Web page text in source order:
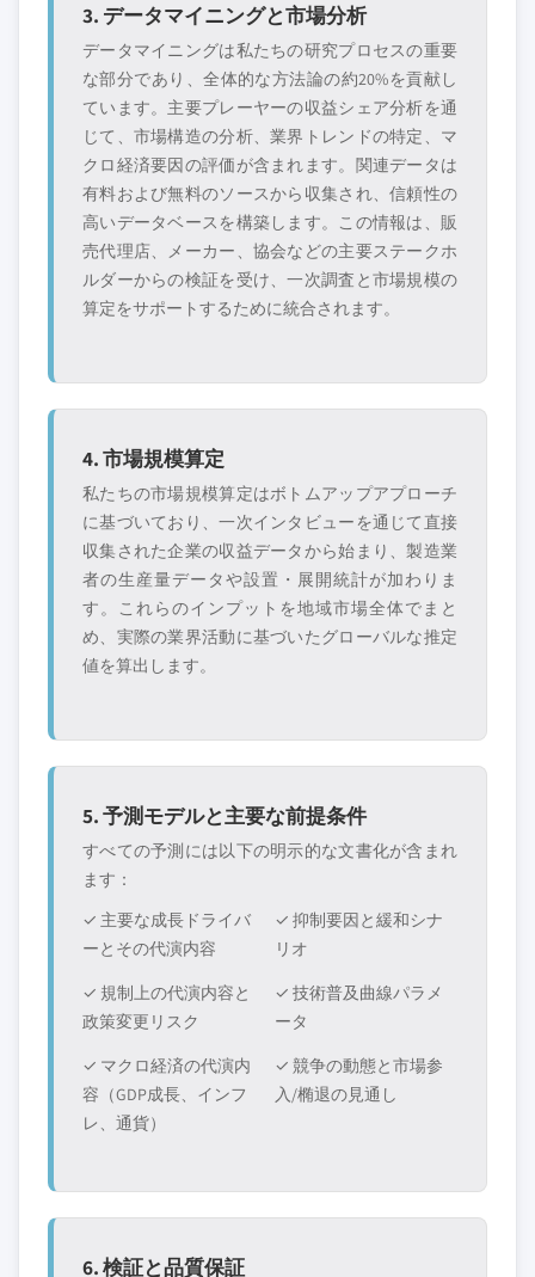
3. データマイニングと市場分析
データマイニングは私たちの研究プロセスの重要
な部分であり、全体的な方法論の約20%を貢献し
ています。主要プレーヤーの収益シェア分析を通
じて、市場構造の分析、業界トレンドの特定、マ
クロ経済要因の評価が含まれます。関連データは
有料および無料のソースから収集され、信頼性の
高いデータベースを構築します。この情報は、販
売代理店、メーカー、協会などの主要ステークホ
ルダーからの検証を受け、一次調査と市場規模の
算定をサポートするために統合されます。
4. 市場規模算定
私たちの市場規模算定はボトムアップアプローチ
に基づいており、一次インタビューを通じて直接
収集された企業の収益データから始まり、製造業
者の生産量データや設置・展開統計が加わりま
す。これらのインプットを地域市場全体でまと
め、実際の業界活動に基づいたグローバルな推定
値を算出します。
5. 予測モデルと主要な前提条件
すべての予測には以下の明示的な文書化が含まれ
ます：
✓ 主要な成長ドライバ
ーとその代演内容
✓ 抑制要因と緩和シナ
リオ
✓ 規制上の代演内容と
政策変更リスク
✓ 技術普及曲線パラメ
ータ
✓ マクロ経済の代演内
容（GDP成長、インフ
レ、通貨）
✓ 競争の動態と市場参
入/椭退の見通し
6. 検証と品質保証